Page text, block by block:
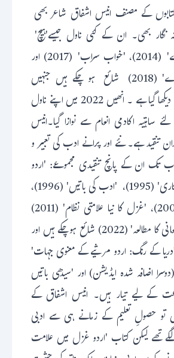
کے مصنف انیس اشفاق شاعر بھی
نگار بھی۔ ان کے کئی ناول جیسے'ہیچ'
(2024) 'دکھیارے' (2014)، 'خواب سراب' (2017) اور
'پری ناز اور پرندے' (2018) شائع ہو چکے ہیں جنہیں
پسندیدگی کی نگاہ سے دیکھا گیا ہے ۔ انھیں 2022 میں اپنے ناول
اکادمی انعام سے نوازا گیا۔انیس
تنقید ہے۔ نئے اور پرانے ادب کی تعبیر و
تک ان کے پانچ تنقیدی مجموعے: 'اردو
غزل میں علامت نگاری' (1995)، 'ادب کی باتیں' (1996)،
'بحث و تنقید' (2009)، 'غزل کا نیا علامتی نظام' (2011)
اور'غالب: دنیائے معانی کا مطالعہ' (2022) شائع ہوچکے ہیں اور
کے رنگ: اردو مرثیے کے معنوی جہات'
اضافہ شدہ ایڈیشن) اور 'سیدھی باتیں
کے لیے تیار ہیں۔ انیس اشفاق کے
تو حصولِ تعلیم کے زمانے ہی سے ادبی
تھے لیکن کتاب 'اردو غزل میں علامت